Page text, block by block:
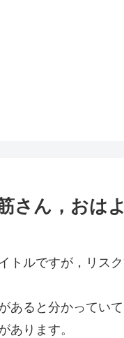
さん，おは
トルですが，リス
あると分かってい
あります。